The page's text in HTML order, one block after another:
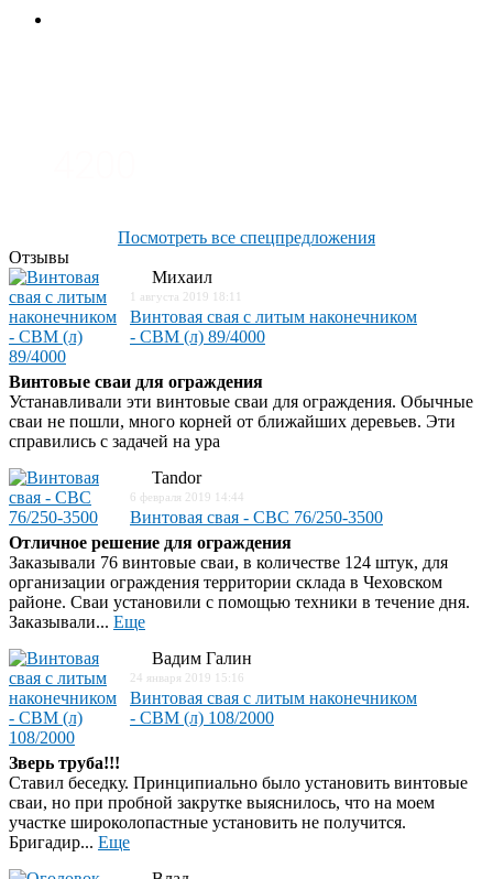
Посмотреть все спецпредложения
Отзывы
Михаил
1 августа 2019 18:11
Винтовая свая с литым наконечником
- СВМ (л) 89/4000
Винтовые сваи для ограждения
Устанавливали эти винтовые сваи для ограждения. Обычные
сваи не пошли, много корней от ближайших деревьев. Эти
справились с задачей на ура
Tandor
6 февраля 2019 14:44
Винтовая свая - СВС 76/250-3500
Отличное решение для ограждения
Заказывали 76 винтовые сваи, в количестве 124 штук, для
организации ограждения территории склада в Чеховском
районе. Сваи установили с помощью техники в течение дня.
Заказывали... Еще
Вадим Галин
24 января 2019 15:16
Винтовая свая с литым наконечником
- СВМ (л) 108/2000
Зверь труба!!!
Ставил беседку. Принципиально было установить винтовые
сваи, но при пробной закрутке выяснилось, что на моем
участке широколопастные установить не получится.
Бригадир... Еще